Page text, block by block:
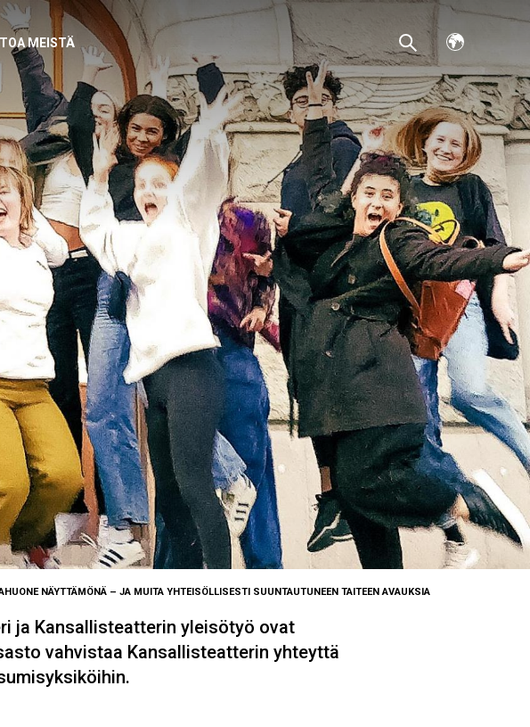
MEISTÄ
Avaa
kielivalikko
NÄYTTÄMÖNÄ – JA MUITA YHTEISÖLLISESTI SUUNTAUTUNEEN TAITEEN AVAUKSIA
ja Kansallisteatterin yleisötyö ovat
vahvistaa Kansallisteatterin yhteyttä